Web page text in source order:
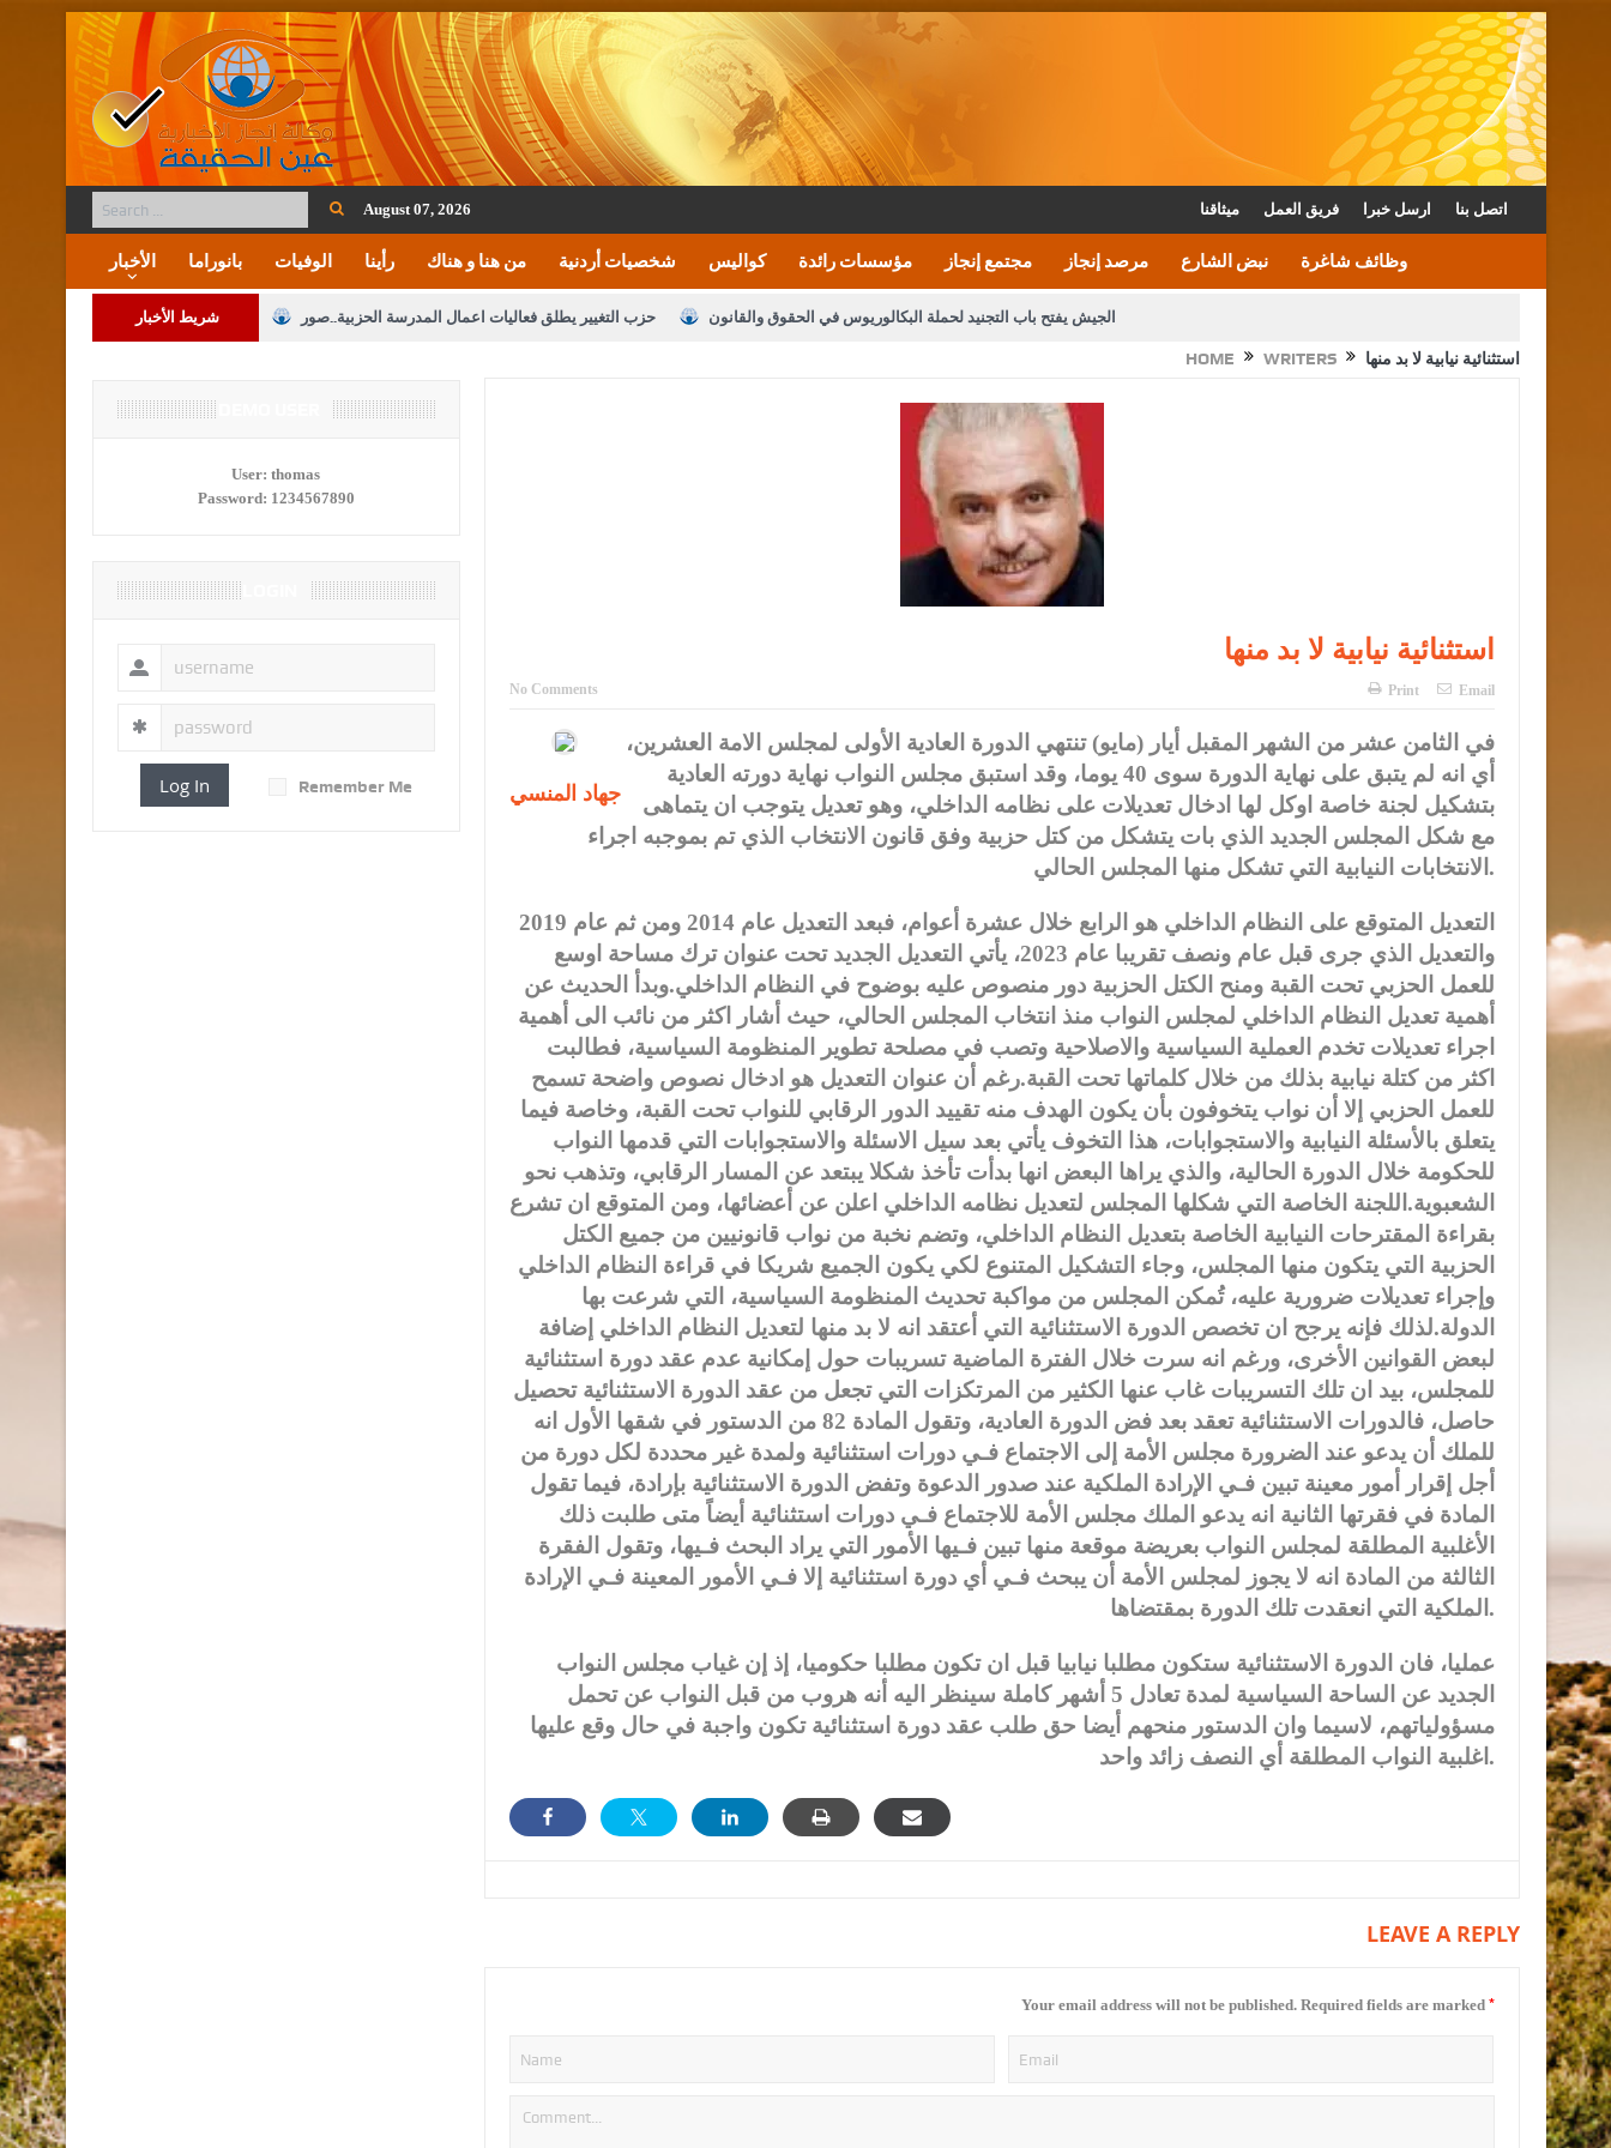
August 07, 2026 ميثاقنا فريق العمل ارسل خبرا اتصل بنا
الأخبار بانوراما الوفيات رأينا من هنا و هناك شخصيات أردنية كواليس مؤسسات رائدة مجتمع إنجاز مرصد إنجاز نبض الشارع وظائف شاغرة
شريط الأخبار حزب التغيير يطلق فعاليات اعمال المدرسة الحزبية..صور الجيش يفتح باب التجنيد لحملة البكالوريوس في الحقوق والقانون
الأمن يتلف 16 مليون حبة كبتاجون و1480 كغم مواد مخدرة
النواب يقر مشروع تعديل قانون الملكية العقارية القاضي يلتقي رؤساء تحرير الصحف اليومية ويؤكد حرص مجلس النواب على شراكة فاعلة مع الإعلام
الملك يلتقي مجموعة من رفاق السلاح
القاضي محمود أحمد فريحات.. مبارك ومزيدا من التوفيق
HOME WRITERS استثنائية نيابية لا بد منها
استثنائية نيابية لا بد منها
No Comments Print Email
جهاد المنسي
في الثامن عشر من الشهر المقبل أيار (مايو) تنتهي الدورة العادية الأولى لمجلس الامة العشرين،
أي انه لم يتبق على نهاية الدورة سوى 40 يوما، وقد استبق مجلس النواب نهاية دورته العادية
بتشكيل لجنة خاصة اوكل لها ادخال تعديلات على نظامه الداخلي، وهو تعديل يتوجب ان يتماهى
مع شكل المجلس الجديد الذي بات يتشكل من كتل حزبية وفق قانون الانتخاب الذي تم بموجبه اجراء
الانتخابات النيابية التي تشكل منها المجلس الحالي.
التعديل المتوقع على النظام الداخلي هو الرابع خلال عشرة أعوام، فبعد التعديل عام 2014 ومن ثم عام 2019
والتعديل الذي جرى قبل عام ونصف تقريبا عام 2023، يأتي التعديل الجديد تحت عنوان ترك مساحة اوسع
للعمل الحزبي تحت القبة ومنح الكتل الحزبية دور منصوص عليه بوضوح في النظام الداخلي.وبدأ الحديث عن
أهمية تعديل النظام الداخلي لمجلس النواب منذ انتخاب المجلس الحالي، حيث أشار اكثر من نائب الى أهمية
اجراء تعديلات تخدم العملية السياسية والاصلاحية وتصب في مصلحة تطوير المنظومة السياسية، فطالبت
اكثر من كتلة نيابية بذلك من خلال كلماتها تحت القبة.رغم أن عنوان التعديل هو ادخال نصوص واضحة تسمح
للعمل الحزبي إلا أن نواب يتخوفون بأن يكون الهدف منه تقييد الدور الرقابي للنواب تحت القبة، وخاصة فيما
يتعلق بالأسئلة النيابية والاستجوابات، هذا التخوف يأتي بعد سيل الاسئلة والاستجوابات التي قدمها النواب
للحكومة خلال الدورة الحالية، والذي يراها البعض انها بدأت تأخذ شكلا يبتعد عن المسار الرقابي، وتذهب نحو
الشعبوية.اللجنة الخاصة التي شكلها المجلس لتعديل نظامه الداخلي اعلن عن أعضائها، ومن المتوقع ان تشرع
بقراءة المقترحات النيابية الخاصة بتعديل النظام الداخلي، وتضم نخبة من نواب قانونيين من جميع الكتل
الحزبية التي يتكون منها المجلس، وجاء التشكيل المتنوع لكي يكون الجميع شريكا في قراءة النظام الداخلي
وإجراء تعديلات ضرورية عليه، تُمكن المجلس من مواكبة تحديث المنظومة السياسية، التي شرعت بها
الدولة.لذلك فإنه يرجح ان تخصص الدورة الاستثنائية التي أعتقد انه لا بد منها لتعديل النظام الداخلي إضافة
لبعض القوانين الأخرى، ورغم انه سرت خلال الفترة الماضية تسريبات حول إمكانية عدم عقد دورة استثنائية
للمجلس، بيد ان تلك التسريبات غاب عنها الكثير من المرتكزات التي تجعل من عقد الدورة الاستثنائية تحصيل
حاصل، فالدورات الاستثنائية تعقد بعد فض الدورة العادية، وتقول المادة 82 من الدستور في شقها الأول انه
للملك أن يدعو عند الضرورة مجلس الأمة إلى الاجتماع فـي دورات استثنائية ولمدة غير محددة لكل دورة من
أجل إقرار أمور معينة تبين فـي الإرادة الملكية عند صدور الدعوة وتفض الدورة الاستثنائية بإرادة، فيما تقول
المادة في فقرتها الثانية انه يدعو الملك مجلس الأمة للاجتماع فـي دورات استثنائية أيضاً متى طلبت ذلك
الأغلبية المطلقة لمجلس النواب بعريضة موقعة منها تبين فـيها الأمور التي يراد البحث فـيها، وتقول الفقرة
الثالثة من المادة انه لا يجوز لمجلس الأمة أن يبحث فـي أي دورة استثنائية إلا فـي الأمور المعينة فـي الإرادة
الملكية التي انعقدت تلك الدورة بمقتضاها.
عمليا، فان الدورة الاستثنائية ستكون مطلبا نيابيا قبل ان تكون مطلبا حكوميا، إذ إن غياب مجلس النواب
الجديد عن الساحة السياسية لمدة تعادل 5 أشهر كاملة سينظر اليه أنه هروب من قبل النواب عن تحمل
مسؤولياتهم، لاسيما وان الدستور منحهم أيضا حق طلب عقد دورة استثنائية تكون واجبة في حال وقع عليها
اغلبية النواب المطلقة أي النصف زائد واحد.
LEAVE A REPLY
Your email address will not be published. Required fields are marked *
User: thomas
Password: 1234567890
Log In Remember Me